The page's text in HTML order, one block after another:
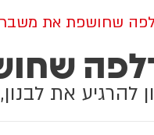
שחושפת את משבר
להרגיע את